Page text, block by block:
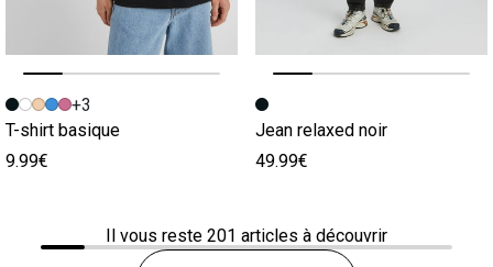
Image précédente
Image suivante
+3
T-shirt basique
9.99€
Image précédente
Image suivante
Jean relaxed noir
49.99€
Il vous reste 201 articles à découvrir